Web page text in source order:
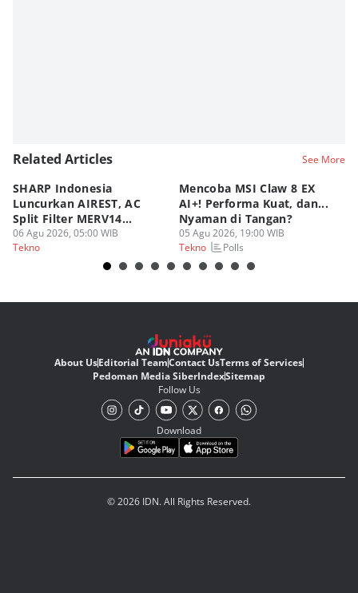
Related Articles See More
SHARP Indonesia
Luncurkan AIREST, AC
Split Filter MERV14
Perdana!
06 Agu 2026, 05:00 WIB
Tekno
Mencoba MSI Claw 8 EX
AI+! Performa Kuat, dan...
Nyaman di Tangan?
05 Agu 2026, 19:00 WIB
Tekno
Polls
About UsEditorial TeamContact UsTerms of Services
Pedoman Media SiberIndexSitemap
Follow Us
Download
© 2026 IDN. All Rights Reserved.